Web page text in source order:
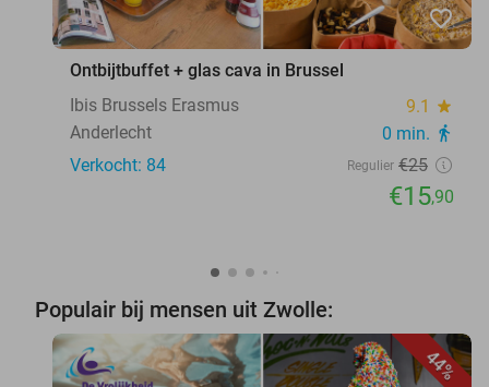
favorite_border
Ontbijtbuffet + glas cava in Brussel
Ibis Brussels Erasmus
9.1 star
Anderlecht 0 min. directions_walk
Verkocht: 84 Regulier €25
€15,90
Populair bij mensen uit Zwolle:
44%